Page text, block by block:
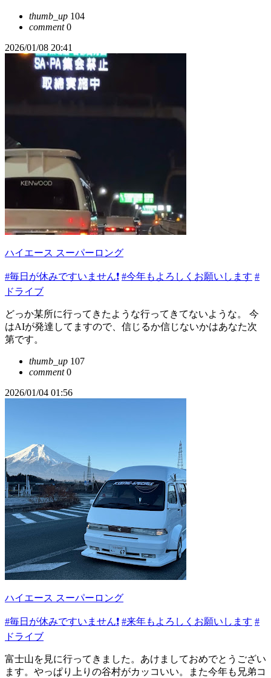
thumb_up 104
comment0
2026/01/08 20:41
ハイエース スーパーロング
#毎日が休みですいません❗️ #今年もよろしくお願いします #
ドライブ
どっか某所に行ってきたような行ってきてないような。 今
はAIが発達してますので、信じるか信じないかはあなた次
第です。
thumb_up 107
comment0
2026/01/04 01:56
ハイエース スーパーロング
#毎日が休みですいません❗️ #来年もよろしくお願いします #
ドライブ
富士山を見に行ってきました。あけましておめでとうござい
ます。やっぱり上りの谷村がカッコいい。また今年も兄弟コ